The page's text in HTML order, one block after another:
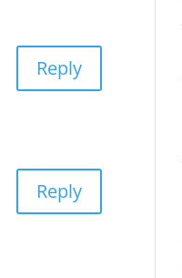
Reply
Reply